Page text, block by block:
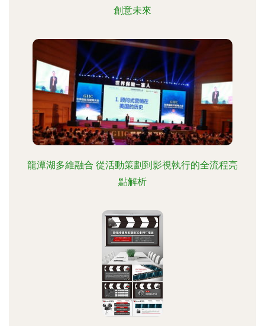
創意未來
龍潭湖多維融合 從活動策劃到影視執行的全流程亮
點解析